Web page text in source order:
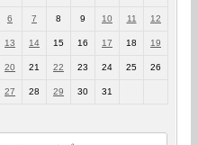
6 7 8 9 10 11 12
13 14 15 16 17 18 19
20 21 22 23 24 25 26
27 28 29 30 31